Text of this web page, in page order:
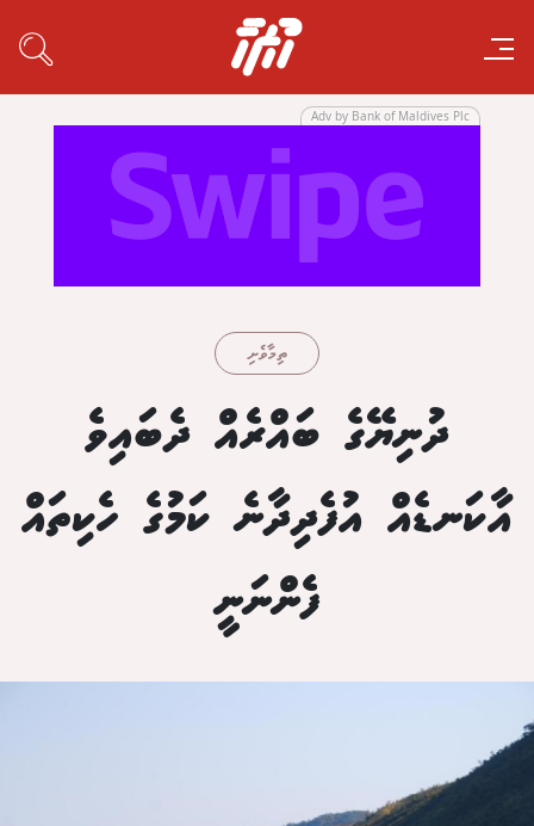
Adv by Bank of Maldives Plc
ތިމާވެށި
ދުނިޔޭގެ ބައްރެއް ދެބައިވެ
އާކަނޑެއް އުފެދިދާނެ ކަމުގެ ހެކިތައް
ފެންނަނީ